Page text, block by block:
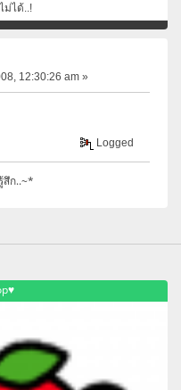
ม่ได้..!
12:30:26 am »
Logged
สึก..~*